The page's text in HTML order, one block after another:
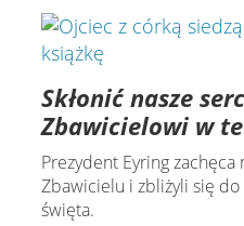
Skłonić nasze
Zbawicielowi w
Prezydent Eyring
Zbawicielu i zbliżyli się
święta.